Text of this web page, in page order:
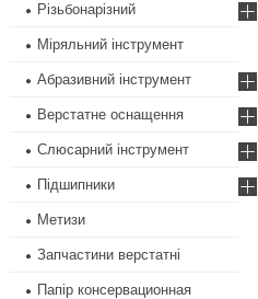
Різьбонарізний
Міряльний інструмент
Абразивний інструмент
Верстатне оснащення
Слюсарний інструмент
Підшипники
Метизи
Запчастини верстатні
Папір консервационная